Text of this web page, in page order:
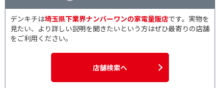
デンキチは埼玉県下業界ナンバーワンの家電量販店です。実物を
見たい、より詳しい説明を聞きたいという方はぜひ最寄りの店舗
をご利用ください。
店舗検索へ